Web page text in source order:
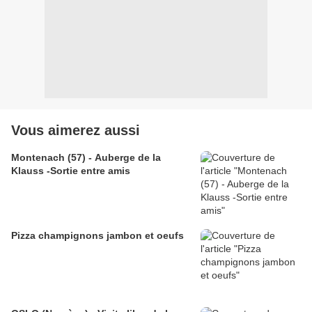
Vous aimerez aussi
Montenach (57) - Auberge de la
Klauss -Sortie entre amis
Pizza champignons jambon et oeufs